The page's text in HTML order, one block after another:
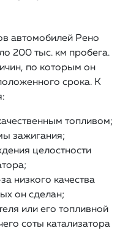
автомобилей Рено
200 тыс. км пробега.
по которым он
срока. К
топливом;
зажигания;
целостности
низкого качества
он сделан;
или его топливной
соты катализатора